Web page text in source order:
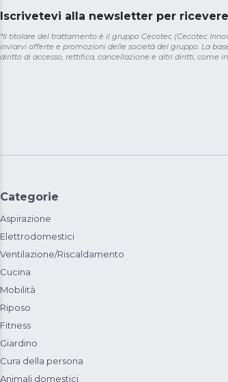
Iscrivetevi alla newsletter per
*Il titolare del trattamento è il gruppo Cecotec (Cecotec
inviarvi offerte e promozioni delle società del gruppo. La
diritto di accesso, rettifica, cancellazione e altri diritti, come
Categorie
Aspirazione
Elettrodomestici
Ventilazione/Riscaldamento
Cucina
Mobilità
Riposo
Fitness
Giardino
Cura della persona
Animali domestici